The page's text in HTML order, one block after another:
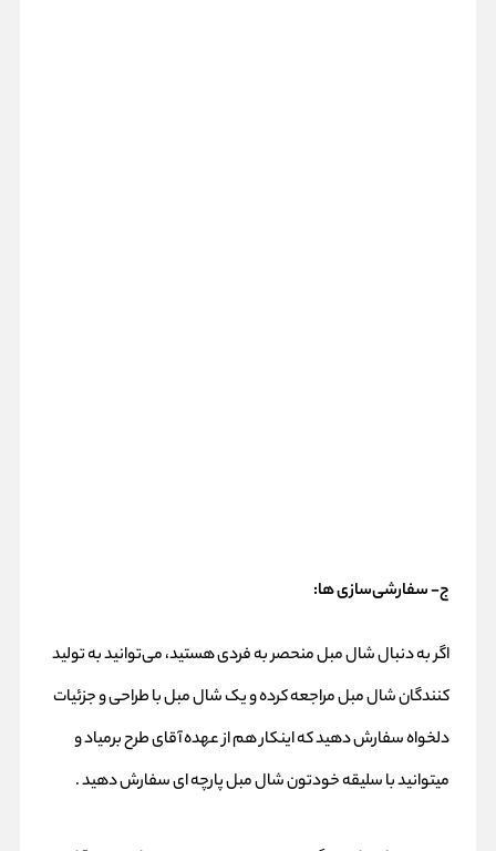
ج- سفارشی‌سازی ها:
اگر به دنبال شال مبل منحصر به فردی هستید، می‌توانید به تولید
کنندگان شال مبل مراجعه کرده و یک شال مبل با طراحی و جزئیات
دلخواه سفارش دهید که اینکار هم از عهده آقای طرح برمیاد و
میتوانید با سلیقه خودتون شال مبل پارچه ای سفارش دهید .